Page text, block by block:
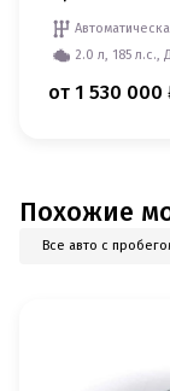
2.0 л, 185 л.с.,
от 1 530 000
Похожие
Все авто с